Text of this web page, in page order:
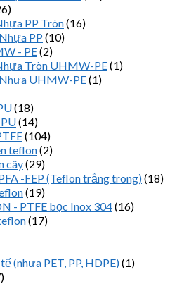
PP Tròn(16)
PP (10)
- PE(2)
Tròn UHMW-PE(1)
UHMW-PE(1)
(18)
(14)
(104)
teflon(2)
cây(29)
-FEP (Teflon trắng trong)(18)
(19)
- PTFE bọc Inox 304(16)
(17)
(nhựa PET, PP, HDPE)(1)